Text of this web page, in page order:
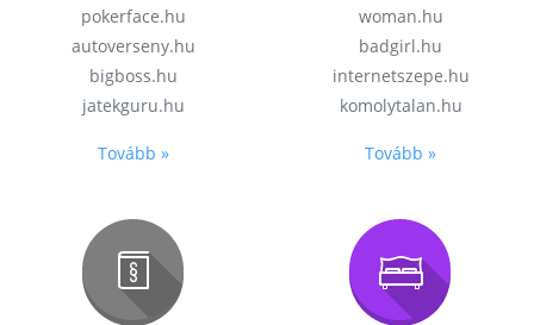
pokerface.hu
autoverseny.hu
bigboss.hu
jatekguru.hu
Tovább »
woman.hu
badgirl.hu
internetszepe.hu
komolytalan.hu
Tovább »